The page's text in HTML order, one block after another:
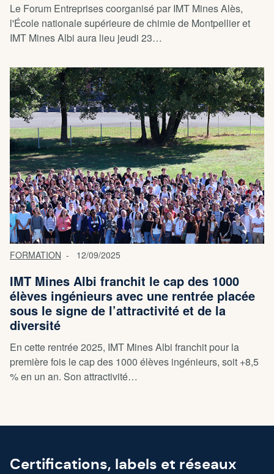
Le Forum Entreprises coorganisé par IMT Mines Alès,
l'École nationale supérieure de chimie de Montpellier et
IMT Mines Albi aura lieu jeudi 23…
FORMATION 12/09/2025
IMT Mines Albi franchit le cap des 1000
élèves ingénieurs avec une rentrée placée
sous le signe de l’attractivité et de la
diversité
En cette rentrée 2025, IMT Mines Albi franchit pour la
première fois le cap des 1000 élèves ingénieurs, soit +8,5
% en un an. Son attractivité…
Certifications, labels et réseaux